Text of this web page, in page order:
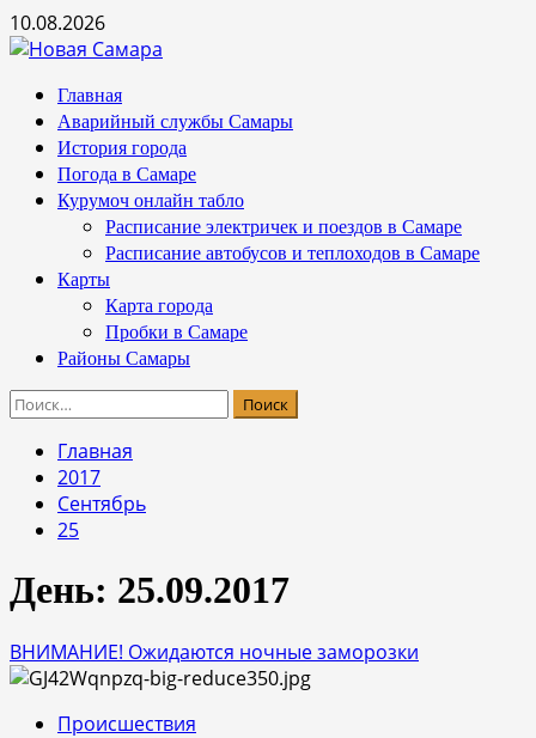
Перейти
к
10.08.2026
Основное
меню
Главная
Аварийный службы Самары
История города
Погода в Самаре
Курумоч онлайн табло
Расписание электричек и поездов в Самаре
Расписание автобусов и теплоходов в Самаре
Карты
Карта города
Пробки в Самаре
Районы Самары
Найти:
Главная
2017
Сентябрь
25
День: 25.09.2017
ВНИМАНИЕ! Ожидаются ночные заморозки
Происшествия